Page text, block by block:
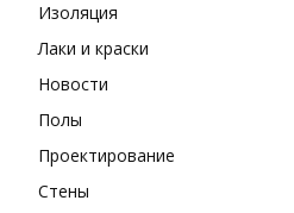
Изоляция
Лаки и краски
Новости
Полы
Проектирование
Стены